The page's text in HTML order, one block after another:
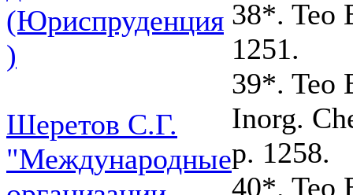
(Юриспруденция
)
Шеретов С.Г.
"Международные
38*. Teo
1251.
39*. Teo
Inorg.
p. 1258.
40*. Teo